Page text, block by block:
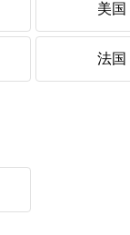
美国
法国